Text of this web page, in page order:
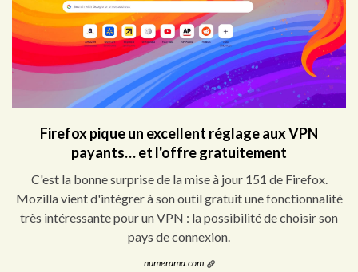
Firefox pique un excellent réglage aux VPN
payants… et l'offre gratuitement
C'est la bonne surprise de la mise à jour 151 de Firefox.
Mozilla vient d'intégrer à son outil gratuit une fonctionnalité
très intéressante pour un VPN : la possibilité de choisir son
pays de connexion.
numerama.com